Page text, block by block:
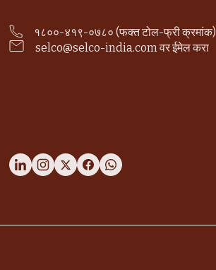
१८००-४१९-०७८० (फक्त टोल-फ्री क्रमांक)
selco@selco-india.com वर ईमेल करा